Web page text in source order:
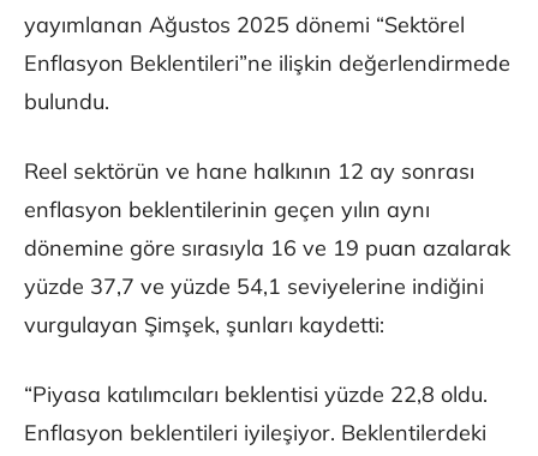
yayımlanan Ağustos 2025 dönemi “Sektörel
Enflasyon Beklentileri”ne ilişkin değerlendirmede
bulundu.
Reel sektörün ve hane halkının 12 ay sonrası
enflasyon beklentilerinin geçen yılın aynı
dönemine göre sırasıyla 16 ve 19 puan azalarak
yüzde 37,7 ve yüzde 54,1 seviyelerine indiğini
vurgulayan Şimşek, şunları kaydetti:
“Piyasa katılımcıları beklentisi yüzde 22,8 oldu.
Enflasyon beklentileri iyileşiyor. Beklentilerdeki